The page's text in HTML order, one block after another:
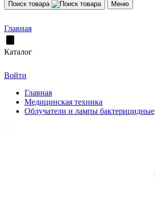
Поиск товара Меню
Главная
Каталог
Войти
Главная
Медицинская техника
Облучатели и лампы бактерицидные